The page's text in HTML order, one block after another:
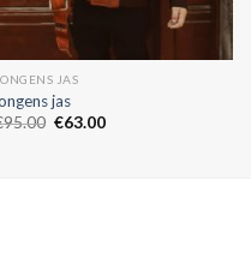
JAS
jas
95.00 €63.00